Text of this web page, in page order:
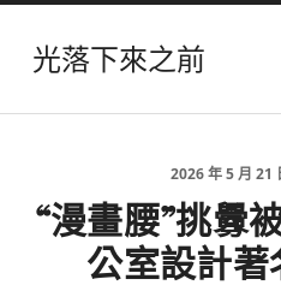
光落下來之前
2026 年 5 月 21
“漫畫腰”挑釁
公室設計